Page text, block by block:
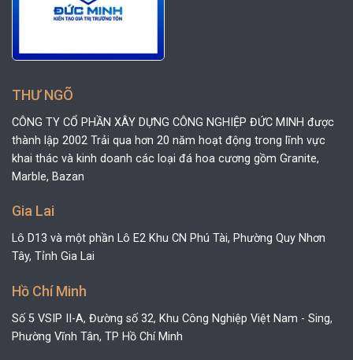
THƯ NGÕ
CÔNG TY CỔ PHẦN XÂY DỰNG CÔNG NGHIỆP ĐỨC MINH được
thành lập 2002 Trải qua hơn 20 năm hoạt động trong lĩnh vực
khai thác và kinh doanh các loại đá hoa cương gồm Granite,
Marble, Bazan
Gia Lai
Lô D13 và một phần Lô E2 Khu CN Phú Tài, Phường Quy Nhơn
Tây, Tỉnh Gia Lai
Hồ Chí Minh
Số 5 VSIP II-A, Đường số 32, Khu Công Nghiệp Việt Nam - Sing,
Phường Vĩnh Tân, TP Hồ Chí Minh